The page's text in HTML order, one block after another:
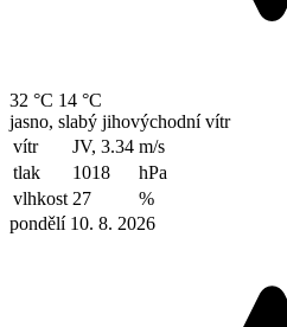
32 °C 14 °C
jasno, slabý jihovýchodní vítr
vítr
JV, 3.34 m/s
tlak
1018
hPa
vlhkost 27
%
pondělí 10. 8. 2026